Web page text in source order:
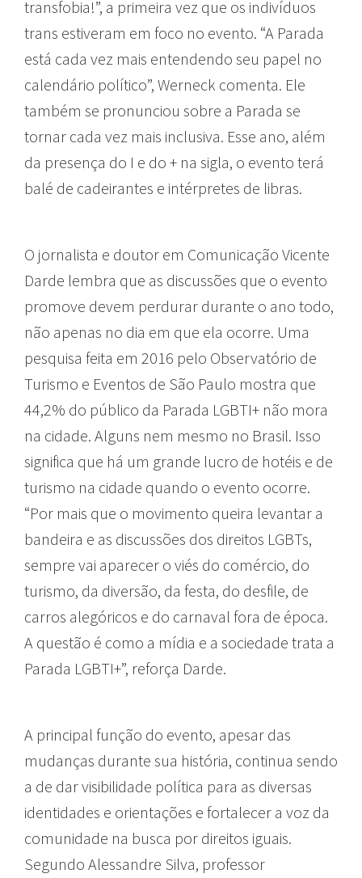
transfobia!”, a primeira vez que os indivíduos
trans estiveram em foco no evento. “A Parada
está cada vez mais entendendo seu papel no
calendário político”, Werneck comenta. Ele
também se pronunciou sobre a Parada se
tornar cada vez mais inclusiva. Esse ano, além
da presença do I e do + na sigla, o evento terá
balé de cadeirantes e intérpretes de libras.
O jornalista e doutor em Comunicação Vicente
Darde lembra que as discussões que o evento
promove devem perdurar durante o ano todo,
não apenas no dia em que ela ocorre. Uma
pesquisa feita em 2016 pelo Observatório de
Turismo e Eventos de São Paulo mostra que
44,2% do público da Parada LGBTI+ não mora
na cidade. Alguns nem mesmo no Brasil. Isso
significa que há um grande lucro de hotéis e de
turismo na cidade quando o evento ocorre.
“Por mais que o movimento queira levantar a
bandeira e as discussões dos direitos LGBTs,
sempre vai aparecer o viés do comércio, do
turismo, da diversão, da festa, do desfile, de
carros alegóricos e do carnaval fora de época.
A questão é como a mídia e a sociedade trata a
Parada LGBTI+”, reforça Darde.
A principal função do evento, apesar das
mudanças durante sua história, continua sendo
a de dar visibilidade política para as diversas
identidades e orientações e fortalecer a voz da
comunidade na busca por direitos iguais.
Segundo Alessandre Silva, professor